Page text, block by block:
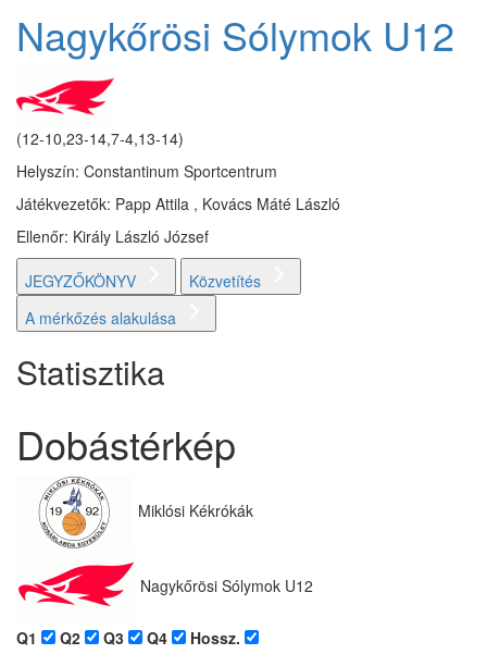
Nagykőrösi Sólymok U12
(12-10,23-14,7-4,13-14)
Helyszín: Constantinum Sportcentrum
Játékvezetők: Papp Attila , Kovács Máté László
Ellenőr: Király László József
JEGYZŐKÖNYV
Közvetítés
A mérkőzés alakulása
Statisztika
Dobástérkép
Miklósi Kékrókák
Nagykőrösi Sólymok U12
Q1 Q2 Q3 Q4
Hossz.